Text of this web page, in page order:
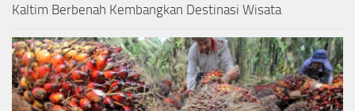
Kaltim Berbenah Kembangkan Destinasi Wisata